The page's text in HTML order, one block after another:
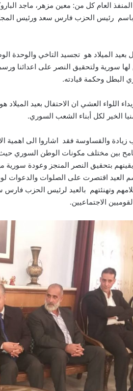
العام كل من: معين مزهر، ماجد
باسم رئيس الحزب فارس سعد ورئيس
بعيد الميلاد هو تجسيد التاخي والوحدة
لها سورية ولتحقيق النصر على اعدائنا
البطل وحكمة قيادته.
اللواء العشي ان الاحتفال بعيد الميلاد
الخير لكل أبناء الشعب السوري.
زيادة والقساوسة فقد اشاروا الى اهمية
بين مختلف مكونات الوطن السوري
بتحقيق النصر المنجز وعودة سورية
العيد اقتصرت على الصلوات والدعوات
وتهنئتهم بالعيد لرئيس الحزب
الاجتماعيين.